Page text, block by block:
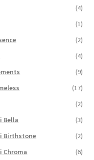
(4)
(1)
(2)
(4)
(9)
(17)
(2)
Bella
(3)
Birthstone
(2)
Chroma
(6)